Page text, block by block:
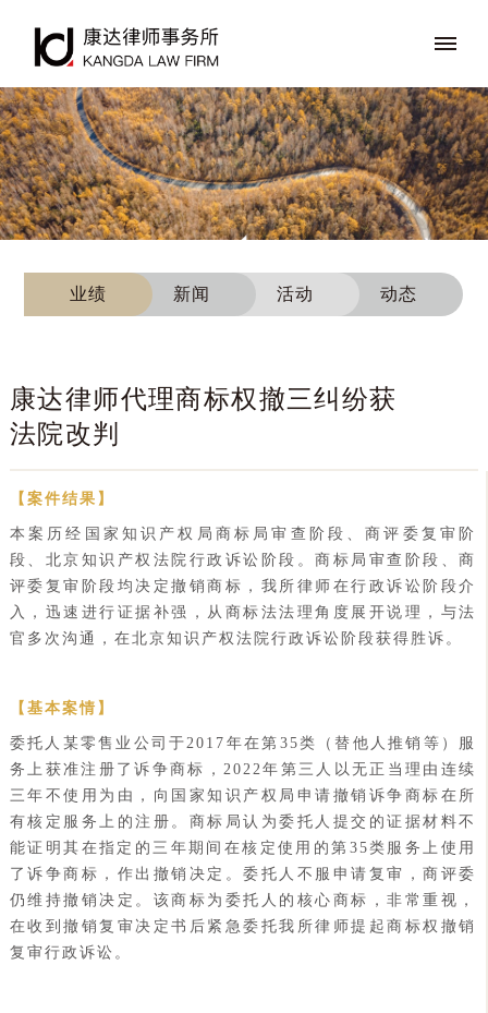
业绩 新闻 活动 动态
康达律师代理商标权撤三纠纷获
法院改判
【案件结果】
本案历经国家知识产权局商标局审查阶段、商评委复审阶
段、北京知识产权法院行政诉讼阶段。商标局审查阶段、商
评委复审阶段均决定撤销商标，我所律师在行政诉讼阶段介
入，迅速进行证据补强，从商标法法理角度展开说理，与法
官多次沟通，在北京知识产权法院行政诉讼阶段获得胜诉。
【基本案情】
委托人某零售业公司于2017年在第35类（替他人推销等）服
务上获准注册了诉争商标，2022年第三人以无正当理由连续
三年不使用为由，向国家知识产权局申请撤销诉争商标在所
有核定服务上的注册。商标局认为委托人提交的证据材料不
能证明其在指定的三年期间在核定使用的第35类服务上使用
了诉争商标，作出撤销决定。委托人不服申请复审，商评委
仍维持撤销决定。该商标为委托人的核心商标，非常重视，
在收到撤销复审决定书后紧急委托我所律师提起商标权撤销
复审行政诉讼。